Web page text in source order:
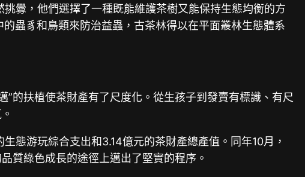
釁，他們選擇了一種既能維護茶樹又能保持生態均衡的方
蟲豸和鳥類來防治益蟲，古茶林得以在平面叢林生態體系
的扶植使茶財產有了尺度化。從生孩子到發賣有標識、有尺
態游玩綜合支出和3.14億元的茶財產總產值。同年10月，
質綠色成長的途徑上邁出了堅實的程序。